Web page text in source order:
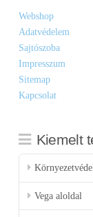
Webshop
Adatvédelem
Sajtószoba
Impresszum
Sitemap
Kapcsolat
Kiemelt
Vega aloldal